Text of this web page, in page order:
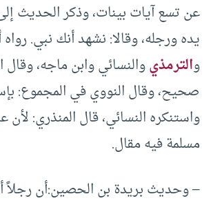
عن تسع آيات بينات، وذكر الحديث
يده ورجله، وقالا: نشهد أنك نبي. رواه
والترمذيوالنسائي وابن ماجه،
صحيح، وقال النووي في المجموع:
واستنكره النسائي، قال المنذري: لأن
مسلمة فيه مقال.
– وحديث بريدة بن الحصين:أن رجلاً